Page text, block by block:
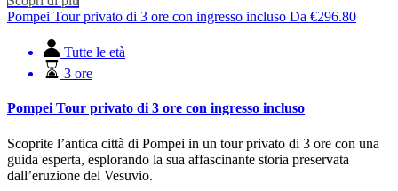
Pompei Tour privato di 3 ore con ingresso incluso Da €296.80
Tutte le età
3 ore
Pompei Tour privato di 3 ore con ingresso incluso
Scoprite l’antica città di Pompei in un tour privato di 3 ore con una
guida esperta, esplorando la sua affascinante storia preservata
dall’eruzione del Vesuvio.